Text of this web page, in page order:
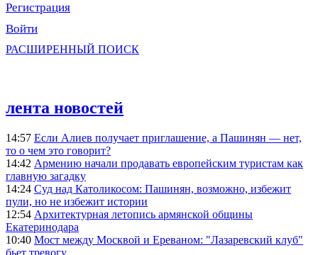
Регистрация
Войти
РАСШИРЕННЫЙ ПОИСК
лента новостей
14:57 Если Алиев получает приглашение, а Пашинян — нет,
то о чем это говорит?
14:42 Армению начали продавать европейским туристам как
главную загадку
14:24 Суд над Католикосом: Пашинян, возможно, избежит
пули, но не избежит истории
12:54 Архитектурная летопись армянской общины
Екатеринодара
10:40 Мост между Москвой и Ереваном: "Лазаревский клуб"